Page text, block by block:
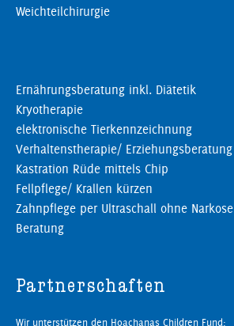
Weichteilchirurgie
Ernährungsberatung inkl. Diätetik
Kryotherapie
elektronische Tierkennzeichnung
Verhaltenstherapie/ Erziehungsberatung
Kastration Rüde mittels Chip
Fellpflege/ Krallen kürzen
Zahnpflege per Ultraschall ohne Narkose
Beratung
Partnerschaften
Wir unterstützen den Hoachanas Children Fund: